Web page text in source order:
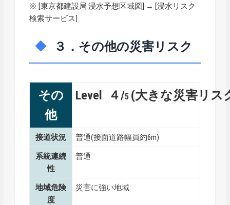
※ [東京都建設局 浸水予想区域図] → [浸水リスク
検索サービス]
３．その他の災害リスク
その
他
Level ４/5 (大きな災害リス
接道状況 普通(接面道路幅員約6m)
系統連続
性
普通
地域危険
度
災害に強い地域